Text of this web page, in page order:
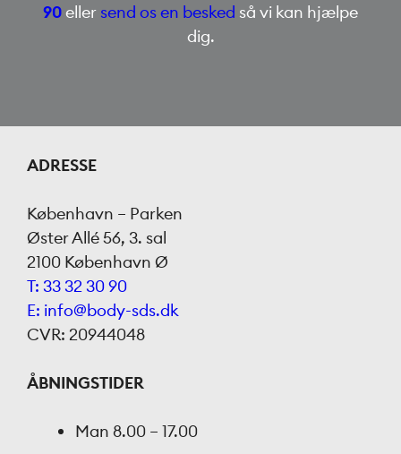
90eller send os en besked så vi kan hjælpe
dig.
ADRESSE
København – Parken
Øster Allé 56, 3. sal
2100 København Ø
T: 33 32 30 90
E: info@body-sds.dk
CVR: 20944048
ÅBNINGSTIDER
Man 8.00 – 17.00